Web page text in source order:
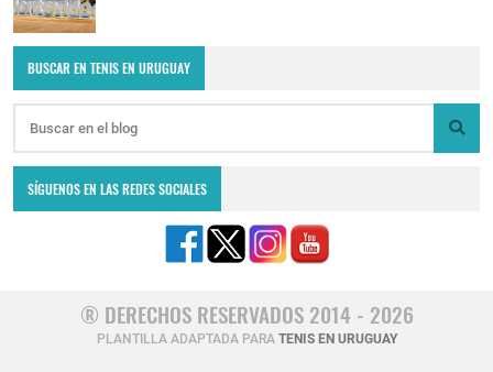
BUSCAR EN TENIS EN URUGUAY
SÍGUENOS EN LAS REDES SOCIALES
® DERECHOS RESERVADOS 2014 - 2026
PLANTILLA ADAPTADA PARA TENIS EN URUGUAY